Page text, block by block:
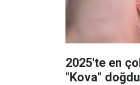
2025'te en
"Kova" doğdu